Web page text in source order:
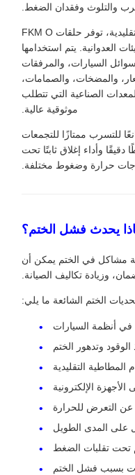
والتلوث وفقدان الضغط.
بالمقارنة مع أختام NBR أو EPDM التقليدية، توفر حلقات FKM O
العدوانية. يتم استخدامها
السيارات، والمرفقات
والمضخات، والصمامات،
الصناعية التي تتطلب
موثوقية عالية.
* 3.55 مم حلاً مانعًا للتسرب ممتازًا للتجمعات
وأداء إغلاق ثابتًا تحت
حرارة وضغوط مختلفة.
يحدث فشل الختم؟
مشاكل في الختم يمكن أن
وزيادة تكاليف الصيانة.
الختم الشائعة ما يلي:
أنظمة السيارات
الوقود وتدهور الختم
المطاطية التقليدية
الإلكترونية
عن التعرض للحرارة
على المدى الطويل
تحت تقلبات الضغط
بسبب فشل الختم